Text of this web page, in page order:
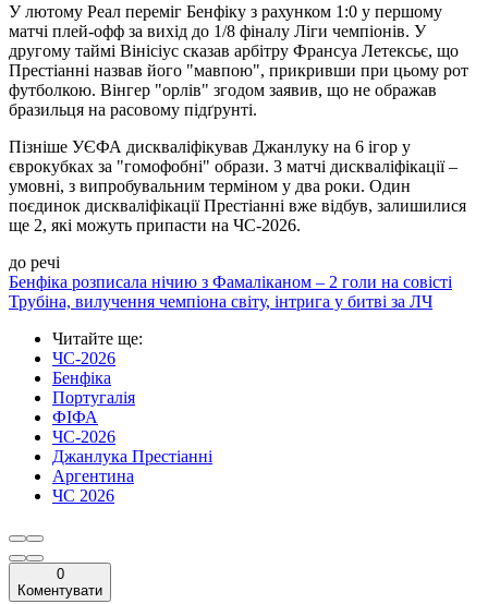
У лютому Реал переміг Бенфіку з рахунком 1:0 у першому
матчі плей-офф за вихід до 1/8 фіналу Ліги чемпіонів. У
другому таймі Вінісіус сказав арбітру Франсуа Летексьє, що
Престіанні назвав його "мавпою", прикривши при цьому рот
футболкою. Вінгер "орлів" згодом заявив, що не ображав
бразильця на расовому підґрунті.
Пізніше УЄФА дискваліфікував Джанлуку на 6 ігор у
єврокубках за "гомофобні" образи. 3 матчі дискваліфікації –
умовні, з випробувальним терміном у два роки. Один
поєдинок дискваліфікації Престіанні вже відбув, залишилися
ще 2, які можуть припасти на ЧС-2026.
до речі
Бенфіка розписала нічию з Фамаліканом – 2 голи на совісті
Трубіна, вилучення чемпіона світу, інтрига у битві за ЛЧ
Читайте ще:
ЧС-2026
Бенфіка
Португалія
ФІФА
ЧС-2026
Джанлука Престіанні
Аргентина
ЧС 2026
0
Коментувати